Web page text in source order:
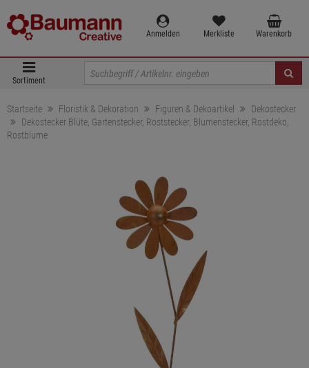
Anmelden Merkliste Warenkorb
Sortiment
Startseite Floristik & Dekoration Figuren & Dekoartikel
Dekostecker
Dekostecker Blüte, Gartenstecker, Roststecker, Blumenstecker, Rostdeko,
Rostblume